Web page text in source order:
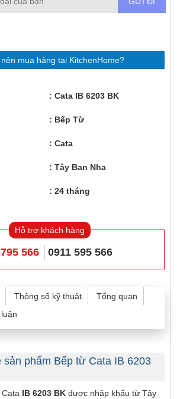
mua hàng tại KitchenHome?
Cata IB 6203 BK
Bếp Từ
Cata
Tây Ban Nha
24 tháng
Hỗ trợ khách hàng
566 0911 595 566
Thông số kỹ thuật
Tổng quan
sản phẩm Bếp từ Cata IB 6203
IB 6203 BK được nhập khẩu từ Tây